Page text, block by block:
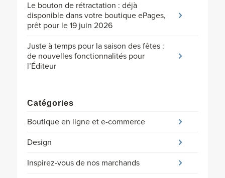
Le bouton de rétractation : déjà
disponible dans votre boutique ePages,
prêt pour le 19 juin 2026
Juste à temps pour la saison des fêtes :
de nouvelles fonctionnalités pour
l’Éditeur
Catégories
Boutique en ligne et e-commerce
Design
Inspirez-vous de nos marchands